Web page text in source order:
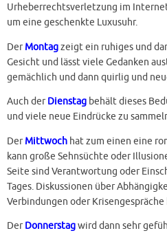
Urheberrechtsverletzung im
um eine geschenkte Luxusuhr.
DerMontagzeigt ein ruhiges und
Gesicht und lässt viele Gedanken
gemächlich und dann quirlig und
Auch derDienstag behält dieses
und viele neue Eindrücke zu
DerMittwoch hat zum einen eine
kann große Sehnsüchte oder
Seite sind Verantwortung oder
Tages. Diskussionen über
Verbindungen oder
DerDonnerstagwird dann sehr